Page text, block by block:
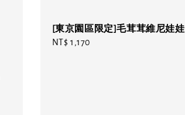
[東京園區限定]毛茸茸維尼娃娃
Regular
NT$ 1,170